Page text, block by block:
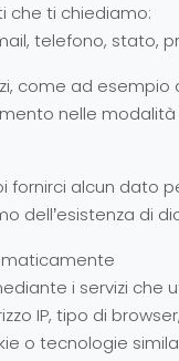
che ti chiediamo:
telefono, stato,
come ad
nelle
fornirci alcun
dell’esistenza di
i servizi che
IP, tipo di
o tecnologie